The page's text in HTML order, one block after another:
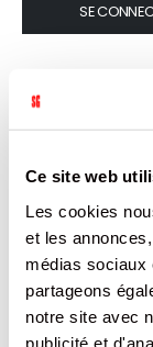
Ce site web
Les cookies
et les
médias sociaux
partageons
notre site avec
publicité et
SE
MADELEINES AU
BONNE MAMAN